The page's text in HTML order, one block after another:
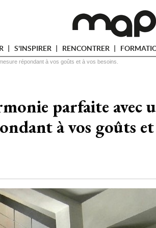
S'INSPIRER RENCONTRER
répondant à vos goûts et à vos besoins.
parfaite avec
à vos goûts et